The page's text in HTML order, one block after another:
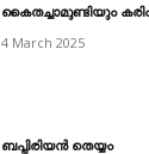
കൈതച്ചാമുണ്ടിയും
4 March 2025
ബപ്പിരിയൻ തെയ്യം